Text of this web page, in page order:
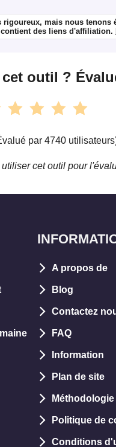
mais nous tenons
des liens d'affiliation.
outil ?
par 4740utilisateurs
cet outil pour
A propos de
Blog
Contactez
FAQ
Information
Plan de site
Politique de
Conditions